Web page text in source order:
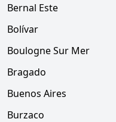
Bernal Este
Bolívar
Boulogne Sur Mer
Bragado
Buenos Aires
Burzaco